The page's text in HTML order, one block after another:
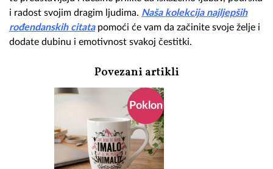
i radost svojim dragim ljudima. Naša kolekcija najljepših
rođendanskih citatapomoći će vam da začinite svoje želje i
dodate dubinu i emotivnost svakoj čestitki.
Povezani artikli
Poklon